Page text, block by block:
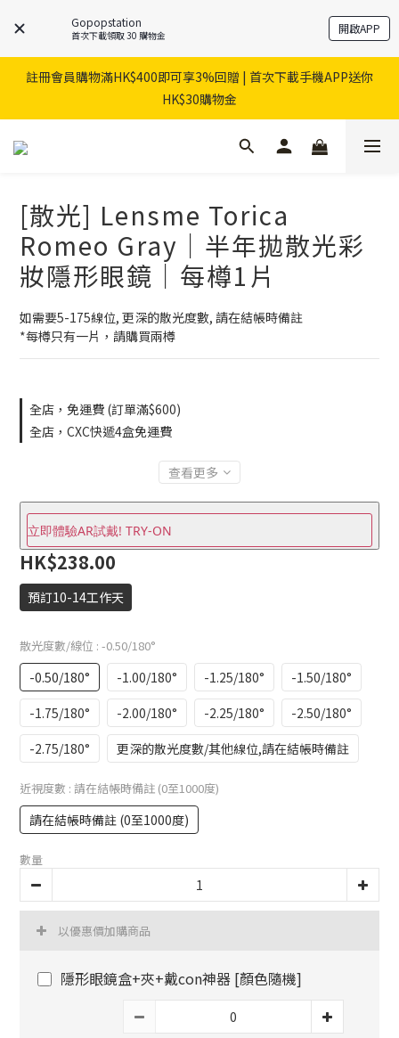
Gopopstation
首次下載領取 30 購物金 開啟APP
註冊會員購物滿HK$400即可享3%回贈 | 首次下載手機APP送你
HK$30購物金
[散光] Lensme Torica
Romeo Gray｜半年拋散光彩
妝隱形眼鏡｜每樽1片
如需要5-175線位, 更深的散光度數, 請在結帳時備註
*每樽只有一片，請購買兩樽
全店，免運費 (訂單滿$600)
全店，CXC快遞4盒免運費
查看更多
立即體驗AR試戴! TRY-ON
HK$238.00
預訂10-14工作天
散光度數/線位 : -0.50/180°
-0.50/180° -1.00/180° -1.25/180°
-1.50/180°
-1.75/180°
-2.00/180° -2.25/180°
-2.50/180°
-2.75/180°
更深的散光度數/其他線位,請在結帳時備註
近視度數 : 請在結帳時備註 (0至1000度)
請在結帳時備註 (0至1000度)
數量
以優惠價加購商品
隱形眼鏡盒+夾+戴con神器 [顏色隨機]